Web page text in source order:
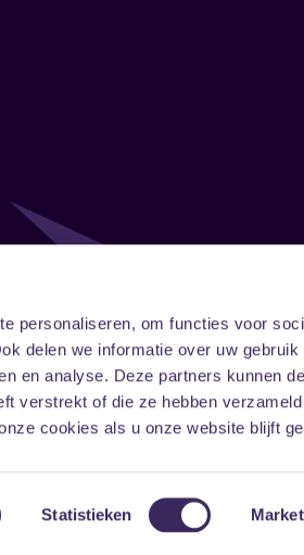
personaliseren, om functies voor
delen we informatie over uw gebruik
en analyse. Deze partners kunnen
verstrekt of die ze hebben
cookies als u onze website blijft
Statistieken
LinkedIn
Onze